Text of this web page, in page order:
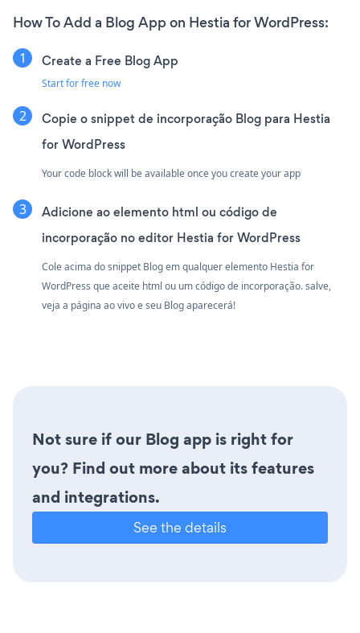
How To Add a Blog App on Hestia for WordPress:
Create a Free Blog App
Start for free now
Copie o snippet de incorporação Blog para Hestia
for WordPress
Your code block will be available once you create your app
Adicione ao elemento html ou código de
incorporação no editor Hestia for WordPress
Cole acima do snippet Blog em qualquer elemento Hestia for
WordPress que aceite html ou um código de incorporação. salve,
veja a página ao vivo e seu Blog aparecerá!
Not sure if our Blog app is right for
you? Find out more about its features
and integrations.
See the details